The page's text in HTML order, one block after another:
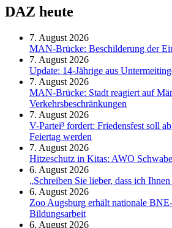
DAZ heute
7. August 2026
MAN-Brücke: Beschilderung der
7. August 2026
Update: 14-Jährige aus
7. August 2026
MAN-Brücke: Stadt reagiert auf
Verkehrsbeschränkungen
7. August 2026
V-Partei­³ fordert: Friedens­fest soll
Feier­tag werden
7. August 2026
Hitzeschutz in Kitas: AWO
6. August 2026
„Schreiben Sie lieber, dass ich
6. August 2026
Zoo Augsburg erhält nationale
Bildungsarbeit
6. August 2026